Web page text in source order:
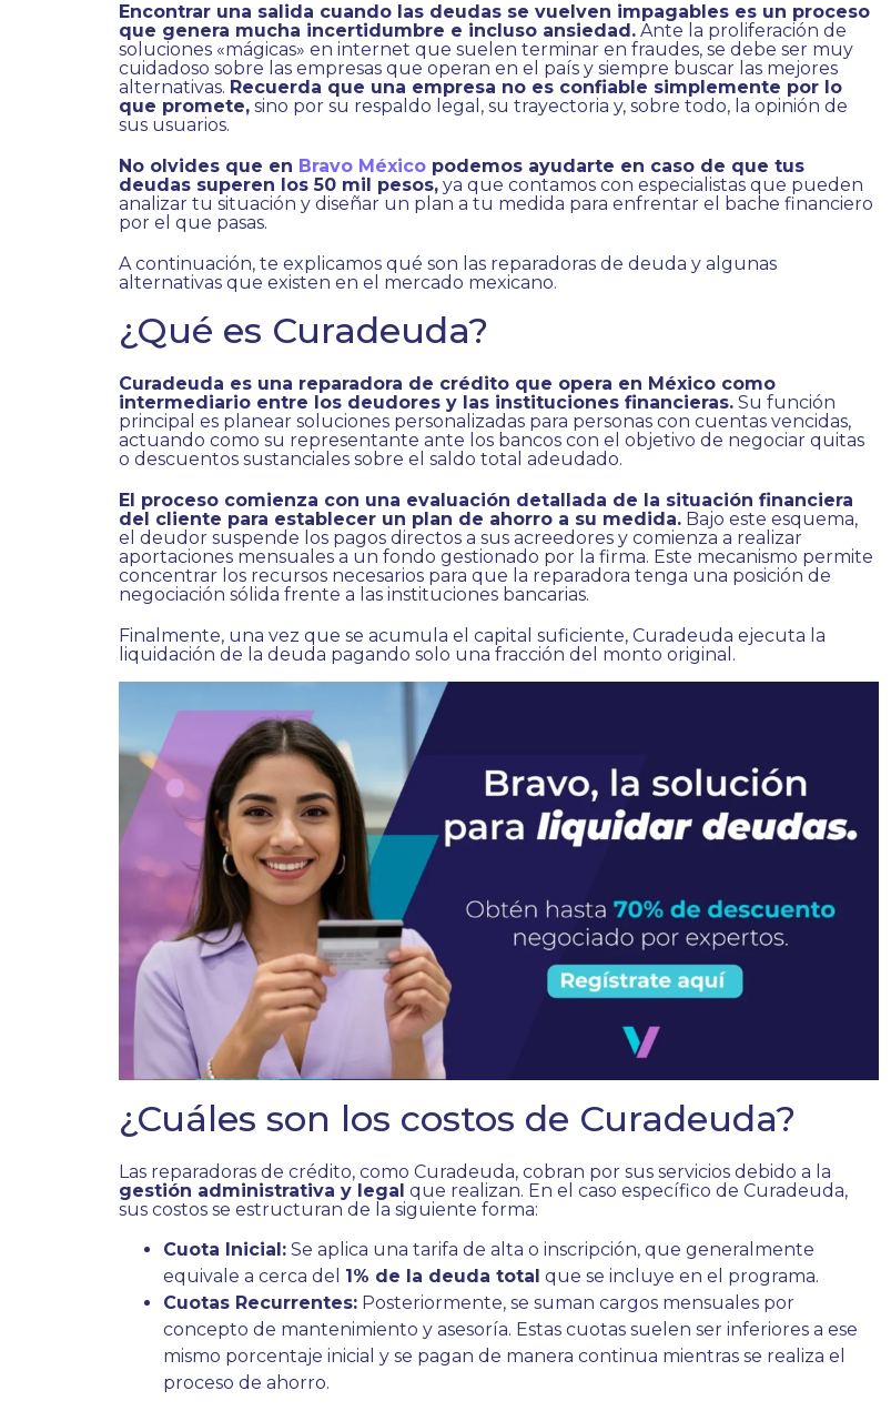
Encontrar una salida cuando las deudas se vuelven impagables es un proceso
que genera mucha incertidumbre e incluso ansiedad. Ante la proliferación de
soluciones «mágicas» en internet que suelen terminar en fraudes, se debe ser muy
cuidadoso sobre las empresas que operan en el país y siempre buscar las mejores
alternativas. Recuerda que una empresa no es confiable simplemente por lo
que promete, sino por su respaldo legal, su trayectoria y, sobre todo, la opinión de
sus usuarios.
No olvides que en Bravo México podemos ayudarte en caso de que tus
deudas superen los 50 mil pesos, ya que contamos con especialistas que pueden
analizar tu situación y diseñar un plan a tu medida para enfrentar el bache financiero
por el que pasas.
A continuación, te explicamos qué son las reparadoras de deuda y algunas
alternativas que existen en el mercado mexicano.
¿Qué es Curadeuda?
Curadeuda es una reparadora de crédito que opera en México como
intermediario entre los deudores y las instituciones financieras. Su función
principal es planear soluciones personalizadas para personas con cuentas vencidas,
actuando como su representante ante los bancos con el objetivo de negociar quitas
o descuentos sustanciales sobre el saldo total adeudado.
El proceso comienza con una evaluación detallada de la situación financiera
del cliente para establecer un plan de ahorro a su medida. Bajo este esquema,
el deudor suspende los pagos directos a sus acreedores y comienza a realizar
aportaciones mensuales a un fondo gestionado por la firma. Este mecanismo permite
concentrar los recursos necesarios para que la reparadora tenga una posición de
negociación sólida frente a las instituciones bancarias.
Finalmente, una vez que se acumula el capital suficiente, Curadeuda ejecuta la
liquidación de la deuda pagando solo una fracción del monto original.
¿Cuáles son los costos de Curadeuda?
Las reparadoras de crédito, como Curadeuda, cobran por sus servicios debido a la
gestión administrativa y legal que realizan. En el caso específico de Curadeuda,
sus costos se estructuran de la siguiente forma:
Cuota Inicial: Se aplica una tarifa de alta o inscripción, que generalmente
equivale a cerca del 1% de la deuda total que se incluye en el programa.
Cuotas Recurrentes: Posteriormente, se suman cargos mensuales por
concepto de mantenimiento y asesoría. Estas cuotas suelen ser inferiores a ese
mismo porcentaje inicial y se pagan de manera continua mientras se realiza el
proceso de ahorro.